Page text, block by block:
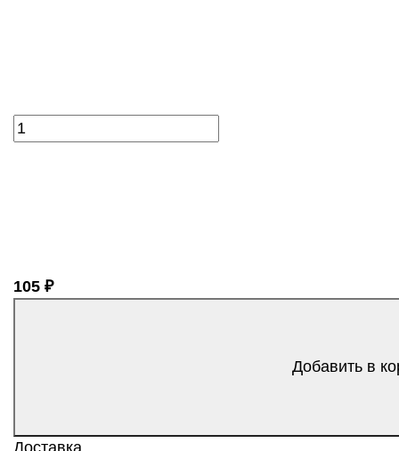
105 ₽
Добавить в
Доставка